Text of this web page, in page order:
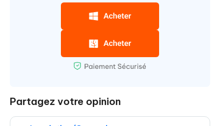
Partagez votre opinion